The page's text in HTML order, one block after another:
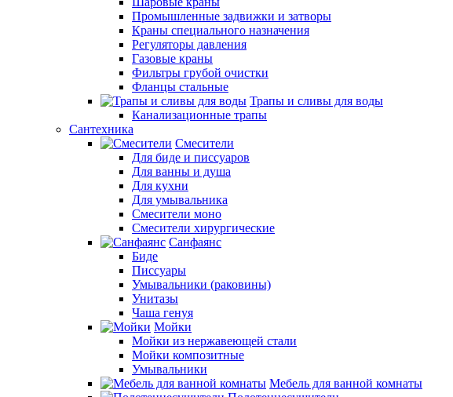
Промышленные задвижки и затворы
Краны специального назначения
Регуляторы давления
Газовые краны
Фильтры грубой очистки
Фланцы стальные
Трапы и сливы для воды
Канализационные трапы
Сантехника
Смесители
Для биде и писсуаров
Для ванны и душа
Для кухни
Для умывальника
Смесители моно
Смесители хирургические
Санфаянс
Биде
Писсуары
Умывальники (раковины)
Унитазы
Чаша генуя
Мойки
Мойки из нержавеющей стали
Мойки композитные
Умывальники
Мебель для ванной комнаты